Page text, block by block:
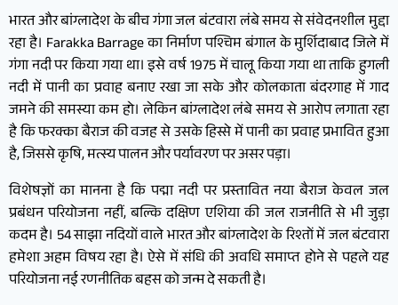
भारत और बांग्लादेश के बीच गंगा जल बंटवारा लंबे समय से संवेदनशील मुद्दा
रहा है। Farakka Barrage का निर्माण पश्चिम बंगाल के मुर्शिदाबाद जिले में
गंगा नदी पर किया गया था। इसे वर्ष 1975 में चालू किया गया था ताकि हुगली
नदी में पानी का प्रवाह बनाए रखा जा सके और कोलकाता बंदरगाह में गाद
जमने की समस्या कम हो। लेकिन बांग्लादेश लंबे समय से आरोप लगाता रहा
है कि फरक्का बैराज की वजह से उसके हिस्से में पानी का प्रवाह प्रभावित हुआ
है, जिससे कृषि, मत्स्य पालन और पर्यावरण पर असर पड़ा।
विशेषज्ञों का मानना है कि पद्मा नदी पर प्रस्तावित नया बैराज केवल जल
प्रबंधन परियोजना नहीं, बल्कि दक्षिण एशिया की जल राजनीति से भी जुड़ा
कदम है। 54 साझा नदियों वाले भारत और बांग्लादेश के रिश्तों में जल बंटवारा
हमेशा अहम विषय रहा है। ऐसे में संधि की अवधि समाप्त होने से पहले यह
परियोजना नई रणनीतिक बहस को जन्म दे सकती है।